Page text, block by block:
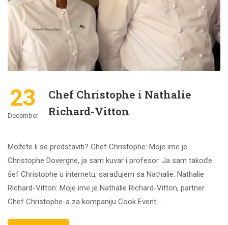
23
December
Chef Christophe i Nathalie
Richard-Vitton
Možete li se predstaviti? Chef Christophe: Moje ime je
Christophe Dovergne, ja sam kuvar i profesor. Ja sam takođe
šef Christophe u internetu, sarađujem sa Nathalie. Nathalie
Richard-Vitton: Moje ime je Nathalie Richard-Vitton, partner
Chef Christophe-a za kompaniju Cook Event …